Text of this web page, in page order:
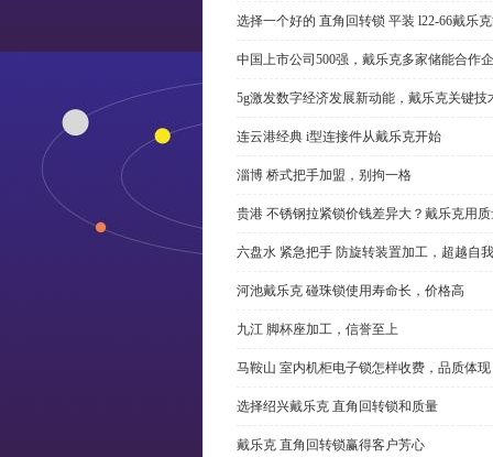
选择一个好的 直角回转锁 平装 l22-66戴乐
中国上市公司500强，戴乐克多家储能合作
5g激发数字经济发展新动能，戴乐克关键技
连云港经典 i型连接件从戴乐克开始
淄博 桥式把手加盟，别拘一格
贵港 不锈钢拉紧锁价钱差异大？戴乐克用
六盘水 紧急把手 防旋转装置加工，超越自我
河池戴乐克 碰珠锁使用寿命长，价格高
九江 脚杯座加工，信誉至上
马鞍山 室内机柜电子锁怎样收费，品质体现
选择绍兴戴乐克 直角回转锁和质量
戴乐克 直角回转锁赢得客户芳心